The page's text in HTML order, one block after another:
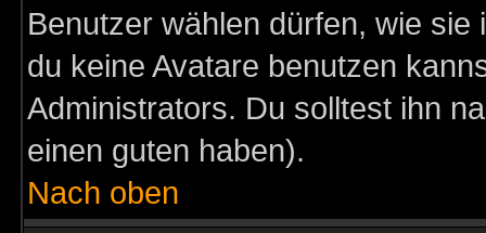
Benutzer wählen dürfen, wie
du keine Avatare benutzen
Administrators. Du solltest ihn
einen guten haben).
Nach oben